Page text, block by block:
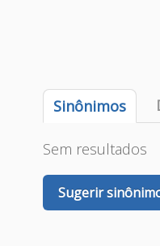
Sinônimos
Sem resultados
Sugerir